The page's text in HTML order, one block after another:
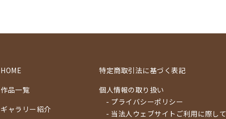
HOME
作品一覧
ギャラリー紹介
特定商取引法に基づく表記
個人情報の取り扱い
- プライバシーポリシー
- 当法人ウェブサイトご利用に際して